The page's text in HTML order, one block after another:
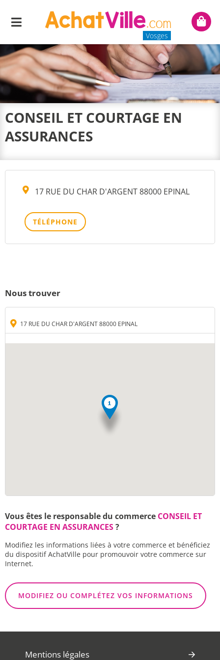
Menu
Vosges
Mon
CONSEIL ET COURTAGE EN
ASSURANCES
17 RUE DU CHAR D'ARGENT 88000 EPINAL
TÉLÉPHONE
Nous trouver
17 RUE DU CHAR D'ARGENT 88000 EPINAL
Vous êtes le responsable du commerce CONSEIL ET
COURTAGE EN ASSURANCES?
Modifiez les informations liées à votre commerce et bénéficiez
du dispositif AchatVille pour promouvoir votre commerce sur
Internet.
MODIFIEZ OU COMPLÉTEZ VOS INFORMATIONS
Mentions légales